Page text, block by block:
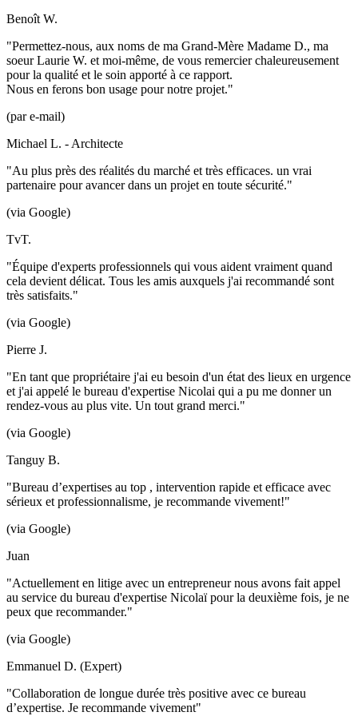
Benoît W.
"Permettez-nous, aux noms de ma Grand-Mère Madame D., ma
soeur Laurie W. et moi-même, de vous remercier chaleureusement
pour la qualité et le soin apporté à ce rapport.
Nous en ferons bon usage pour notre projet."
(par e-mail)
Michael L. - Architecte
"Au plus près des réalités du marché et très efficaces. un vrai
partenaire pour avancer dans un projet en toute sécurité."
(via Google)
TvT.
"Équipe d'experts professionnels qui vous aident vraiment quand
cela devient délicat. Tous les amis auxquels j'ai recommandé sont
très satisfaits."
(via Google)
Pierre J.
"En tant que propriétaire j'ai eu besoin d'un état des lieux en urgence
et j'ai appelé le bureau d'expertise Nicolai qui a pu me donner un
rendez-vous au plus vite. Un tout grand merci."
(via Google)
Tanguy B.
"Bureau d’expertises au top , intervention rapide et efficace avec
sérieux et professionnalisme, je recommande vivement!"
(via Google)
Juan
"Actuellement en litige avec un entrepreneur nous avons fait appel
au service du bureau d'expertise Nicolaï pour la deuxième fois, je ne
peux que recommander."
(via Google)
Emmanuel D. (Expert)
"Collaboration de longue durée très positive avec ce bureau
d’expertise. Je recommande vivement"